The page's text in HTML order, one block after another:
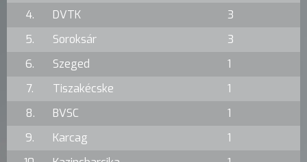
4.
DVTK
3
5.
Soroksár
3
6.
Szeged
1
7.
Tiszakécske
1
8.
BVSC
1
9.
Karcag
1